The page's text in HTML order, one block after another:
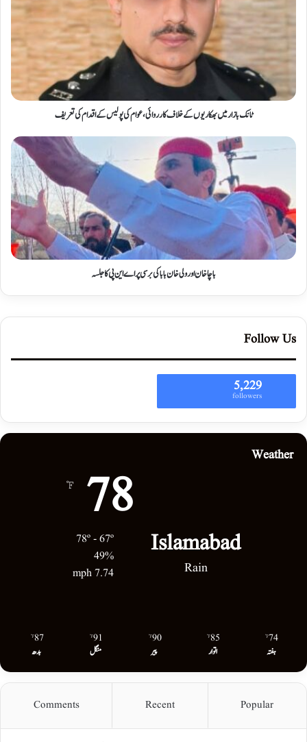
ٹانک بازار میں بھکاریوں کے خلاف کارروائی، عوام کی پولیس کے اقدام کی تعریف
باچا خان اور ولی خان بابا کی برسی پر اے این پی کا جلسہ
Follow Us
5,229
followers
Weather
Islamabad
Rain
78
℉
49%
7.74 mph
74
℉
ہفتہ
85
℉
اتوار
90
℉
پیر
91
℉
منگل
87
℉
بدھ
Popular
Recent
Comments